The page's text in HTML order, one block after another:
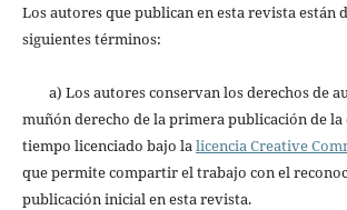
Los autores que publican en esta revista están
siguientes términos:
a) Los autores conservan los derechos de
muñón derecho de la primera publicación de
tiempo licenciado bajo lalicencia Creative
que permite compartir el trabajo con el
publicación inicial en esta revista.